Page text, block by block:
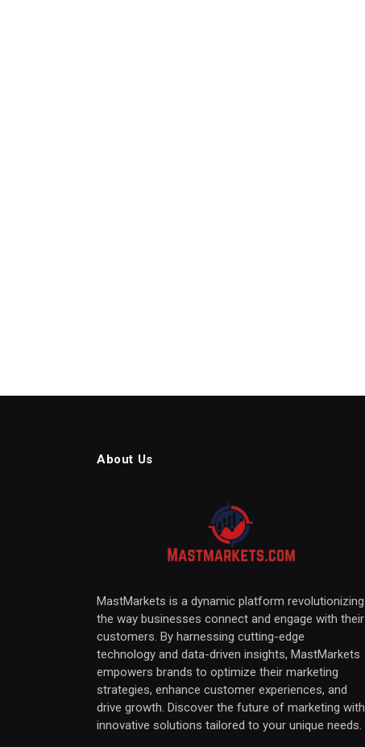
About Us
MastMarkets is a dynamic platform revolutionizing
the way businesses connect and engage with their
customers. By harnessing cutting-edge
technology and data-driven insights, MastMarkets
empowers brands to optimize their marketing
strategies, enhance customer experiences, and
drive growth. Discover the future of marketing with
innovative solutions tailored to your unique needs.